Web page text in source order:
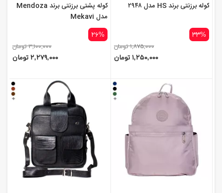
کوله برزنتی برند HS مدل ۲۹۴۸
۳۳%
۱,۸۷۵,۰۰۰ تومان
۱,۲۵۰,۰۰۰ تومان
کوله پشتی برزنتی برند Mendoza
مدل Mekavi
۲۶%
۳,۱۰۰,۰۰۰ تومان
۲,۲۷۹,۰۰۰ تومان